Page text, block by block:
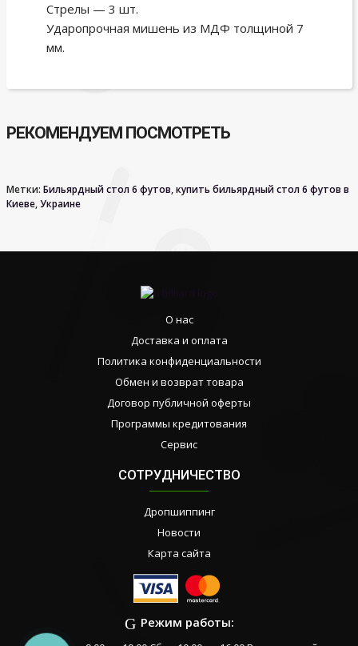
Стрелы — 3 шт.
Ударопрочная мишень из МДФ толщиной 7
мм.
РЕКОМЕНДУЕМ ПОСМОТРЕТЬ
Метки: Бильярдный стол 6 футов,купить бильярдный стол 6 футов в
Киеве,Украине
О нас
Доставка и оплата
Политика конфиденциальности
Обмен и возврат товара
Договор публичной оферты
Программы кредитования
Сервис
СОТРУДНИЧЕСТВО
Дропшиппинг
Новости
Карта сайта
Режим работы: